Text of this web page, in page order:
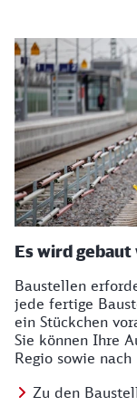
Es wird gebaut
Baustellen
jede fertige
ein Stückchen
Sie können Ihre
Regio sowie
Zu den